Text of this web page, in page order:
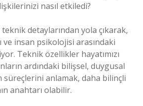
nasıl etkiledi?
teknik detaylarından yola çıkarak,
ve insan psikolojisi arasındaki
Teknik özellikler hayatımızı
ardındaki bilişsel, duygusal
süreçlerini anlamak, daha bilinçli
anahtarı olabilir.